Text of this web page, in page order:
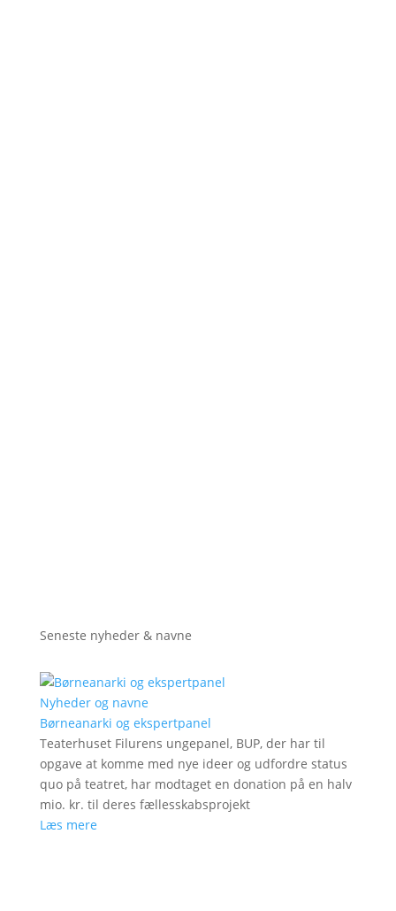
Seneste nyheder & navne
Nyheder og navne
Børneanarki og ekspertpanel
Teaterhuset Filurens ungepanel, BUP, der har til
opgave at komme med nye ideer og udfordre status
quo på teatret, har modtaget en donation på en halv
mio. kr. til deres fællesskabsprojekt
Læs mere